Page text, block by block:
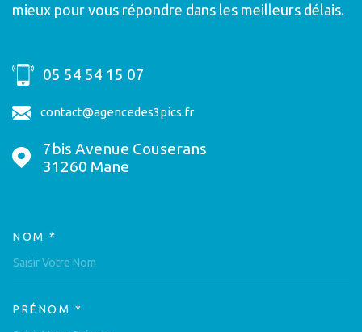
mieux pour vous répondre dans les meilleurs délais.
05 54 54 15 07
contact@agencedes3pics.fr
7bis Avenue Couserans
31260
Mane
NOM *
PRÉNOM *